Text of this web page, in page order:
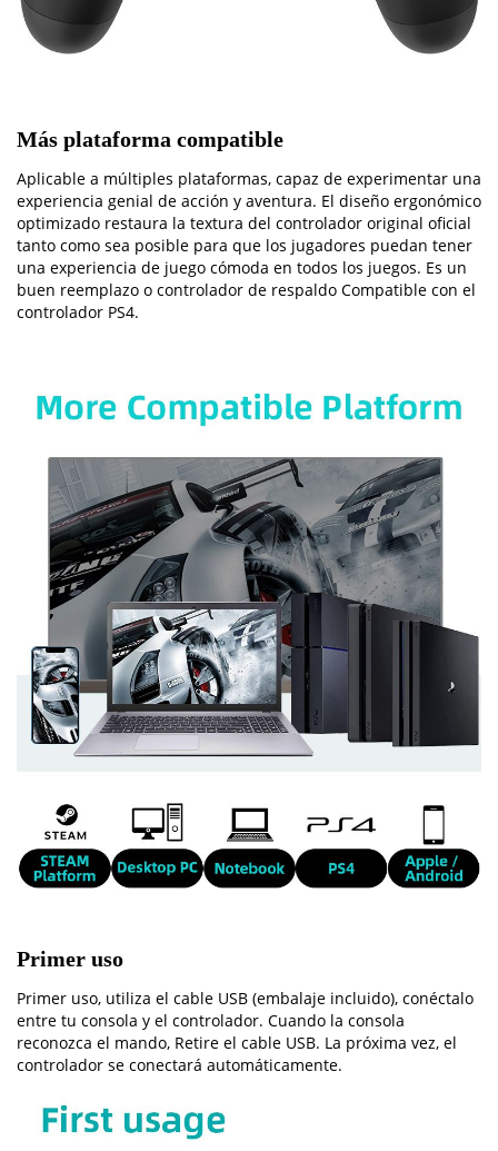
Más plataforma compatible
Aplicable a múltiples plataformas, capaz de experimentar una
experiencia genial de acción y aventura. El diseño ergonómico
optimizado restaura la textura del controlador original oficial
tanto como sea posible para que los jugadores puedan tener
una experiencia de juego cómoda en todos los juegos. Es un
buen reemplazo o controlador de respaldo Compatible con el
controlador PS4.
Primer uso
Primer uso, utiliza el cable USB (embalaje incluido), conéctalo
entre tu consola y el controlador. Cuando la consola
reconozca el mando, Retire el cable USB. La próxima vez, el
controlador se conectará automáticamente.